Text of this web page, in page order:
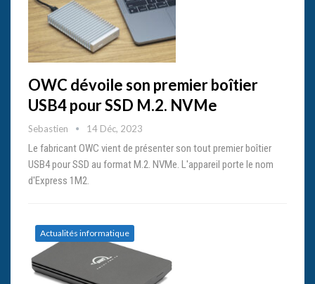
OWC dévoile son premier boîtier
USB4 pour SSD M.2. NVMe
Sebastien 14 Déc, 2023
Le fabricant OWC vient de présenter son tout premier boîtier
USB4 pour SSD au format M.2. NVMe. L'appareil porte le nom
d'Express 1M2.
Actualités informatique